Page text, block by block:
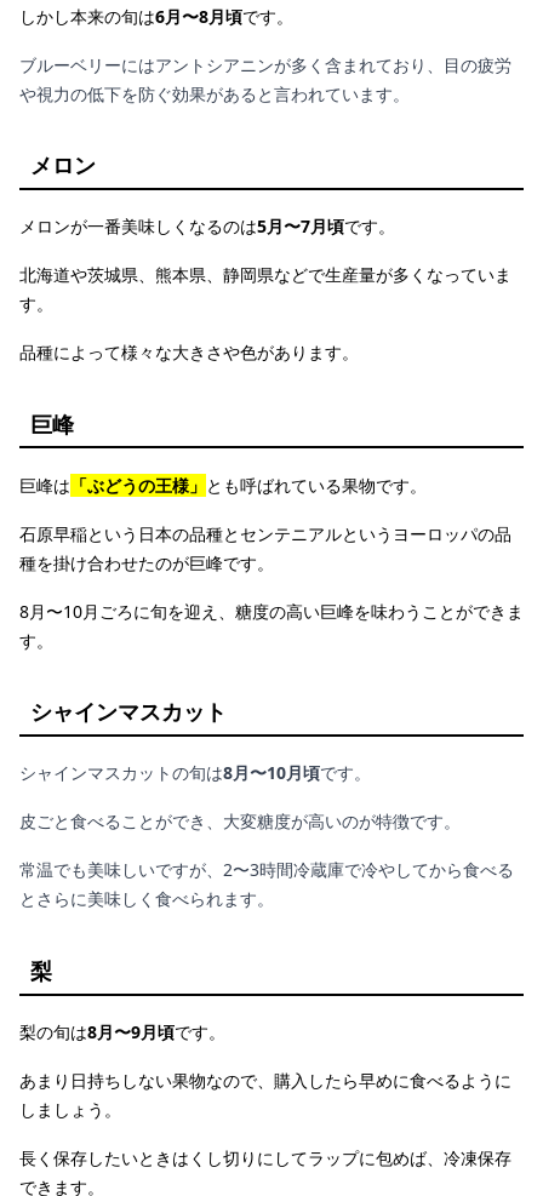
しかし本来の旬は6月〜8月頃です。
ブルーベリーにはアントシアニンが多く含まれており、目の疲労
や視力の低下を防ぐ効果があると言われています。
メロン
メロンが一番美味しくなるのは5月〜7月頃です。
北海道や茨城県、熊本県、静岡県などで生産量が多くなっていま
す。
品種によって様々な大きさや色があります。
巨峰
巨峰は 「ぶどうの王様」 とも呼ばれている果物です。
石原早稲という日本の品種とセンテニアルというヨーロッパの品
種を掛け合わせたのが巨峰です。
8月〜10月ごろに旬を迎え、糖度の高い巨峰を味わうことができま
す。
シャインマスカット
シャインマスカットの旬は8月〜10月頃です。
皮ごと食べることができ、大変糖度が高いのが特徴です。
常温でも美味しいですが、2〜3時間冷蔵庫で冷やしてから食べる
とさらに美味しく食べられます。
梨
梨の旬は8月〜9月頃です。
あまり日持ちしない果物なので、購入したら早めに食べるように
しましょう。
長く保存したいときはくし切りにしてラップに包めば、冷凍保存
できます。